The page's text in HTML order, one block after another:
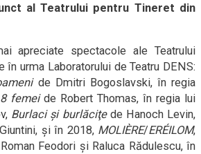
al Teatrului pentru Tineret din
apreciate spectacole ale Teatrului
urma Laboratorului de Teatru DENS:
de Dmitri Bogoslavski, în regia
8 femei de Robert Thomas, în regia lui
Burlaci şi burlăciţede Hanoch Levin,
și în 2018, MOLIÈRE/ERÉILOM,
Feodori și Raluca Rădulescu, în